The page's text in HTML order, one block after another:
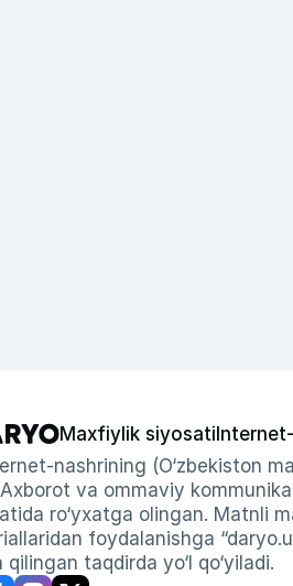
Maxfiylik siyosati
nashrining (O‘zbekiston
va ommaviy
ro‘yxatga olingan. Matnli
foydalanishga
taqdirda yo‘l qo‘yiladi.